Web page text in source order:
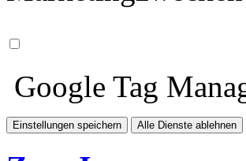
Google Tag
Einstellungen speichern Alle Dienste ablehnen